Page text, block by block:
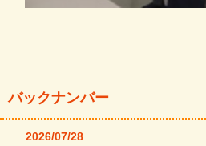
バックナンバー
2026/07/28